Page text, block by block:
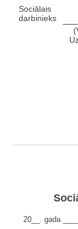
Sociālais
darbinieks
20__. gada